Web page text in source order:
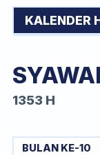
KALENDER
1353 H
BULAN KE-10